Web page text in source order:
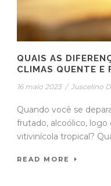
QUAIS AS
CLIMAS QUENTE E
16 maio 2023 / Juscelino
Quando você se
frutado, alcoólico, logo
vitivinícola tropical?
READ MORE